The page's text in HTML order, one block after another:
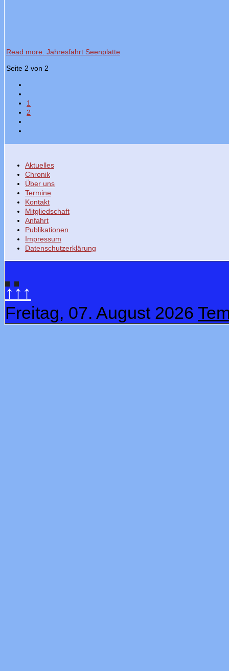
Read more: Jahresfahrt Seenplatte
Seite 2 von 2
1
2
Aktuelles
Chronik
Über uns
Termine
Kontakt
Mitgliedschaft
Anfahrt
Publikationen
Impressum
Datenschutzerklärung
↑↑↑
Freitag, 07. August 2026